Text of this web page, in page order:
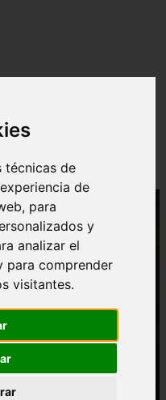
técnicas de
de
para
y
analizar el
para comprender
visitantes.